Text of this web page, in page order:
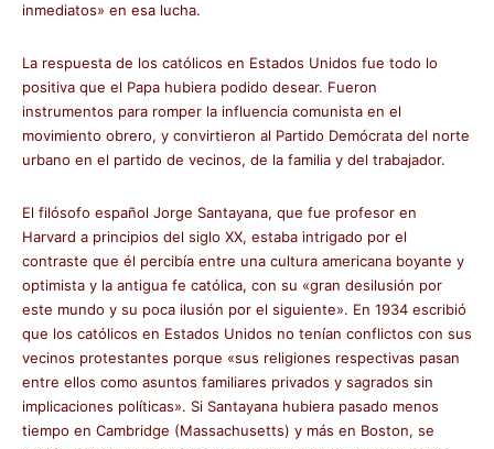
inmediatos» en esa lucha.
La respuesta de los católicos en Estados Unidos fue todo lo
positiva que el Papa hubiera podido desear. Fueron
instrumentos para romper la influencia comunista en el
movimiento obrero, y convirtieron al Partido Demócrata del norte
urbano en el partido de vecinos, de la familia y del trabajador.
El filósofo español Jorge Santayana, que fue profesor en
Harvard a principios del siglo XX, estaba intrigado por el
contraste que él percibía entre una cultura americana boyante y
optimista y la antigua fe católica, con su «gran desilusión por
este mundo y su poca ilusión por el siguiente». En 1934 escribió
que los católicos en Estados Unidos no tenían conflictos con sus
vecinos protestantes porque «sus religiones respectivas pasan
entre ellos como asuntos familiares privados y sagrados sin
implicaciones políticas». Si Santayana hubiera pasado menos
tiempo en Cambridge (Massachusetts) y más en Boston, se